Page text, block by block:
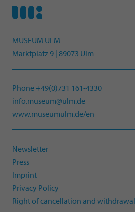
MUSEUM ULM
Marktplatz 9 | 89073 Ulm
Phone +49(0)731 161-4330
info.museum@ulm.de
www.museumulm.de/en
Newsletter
Press
Imprint
Privacy Policy
Right of cancellation and withdrawal